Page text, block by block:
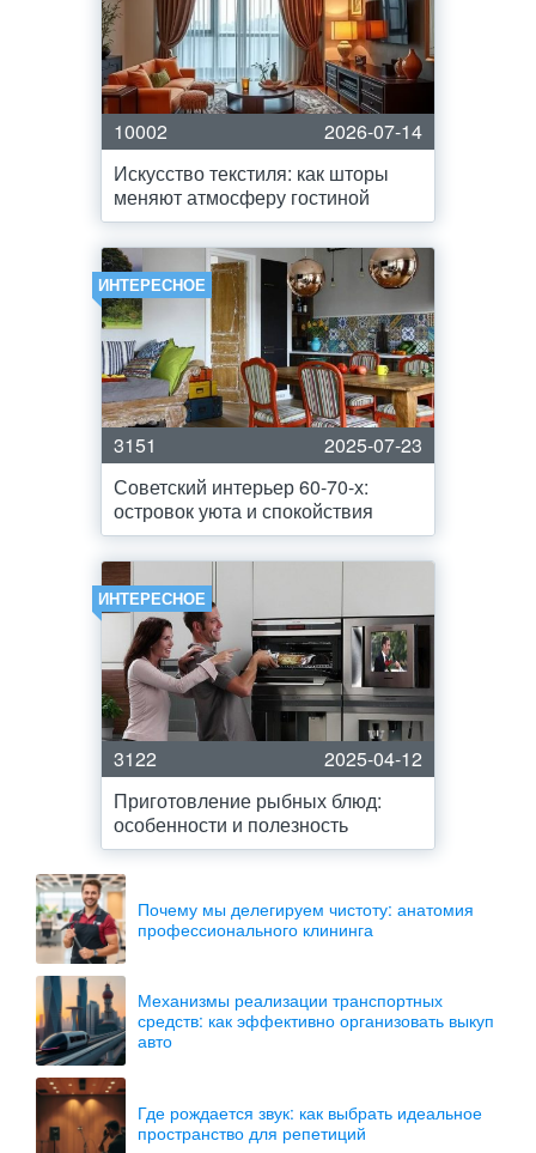
10002
2026-07-14
Искусство текстиля: как шторы
меняют атмосферу гостиной
ИНТЕРЕСНОЕ
3151
2025-07-23
Советский интерьер 60-70-х:
островок уюта и спокойствия
ИНТЕРЕСНОЕ
3122
2025-04-12
Приготовление рыбных блюд:
особенности и полезность
Почему мы делегируем чистоту: анатомия
профессионального клининга
Механизмы реализации транспортных
средств: как эффективно организовать выкуп
авто
Где рождается звук: как выбрать идеальное
пространство для репетиций